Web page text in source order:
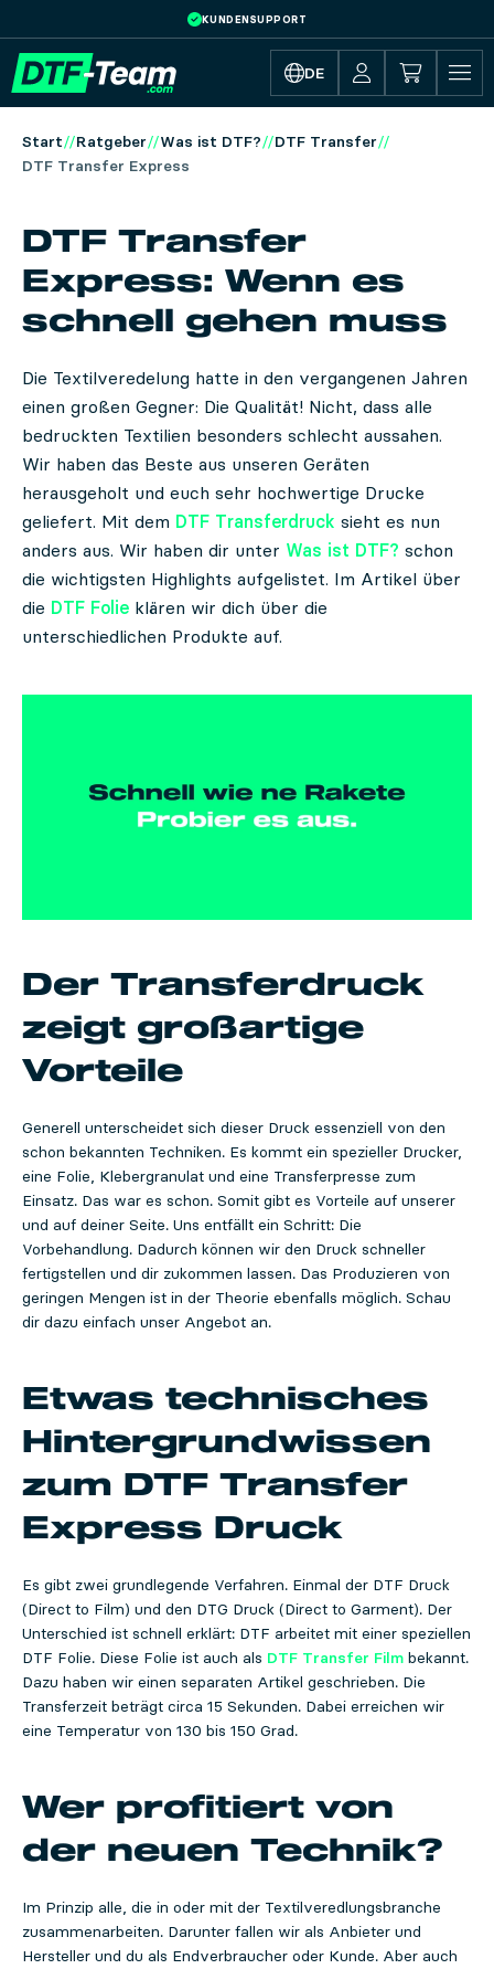
Skip to main content
KUNDENSUPPORT
DE
Start Ratgeber Was ist DTF?
DTF Transfer
DTF Transfer Express
DTF Transfer
Express: Wenn es
schnell gehen muss
Die Textilveredelung hatte in den vergangenen Jahren
einen großen Gegner: Die Qualität! Nicht, dass alle
bedruckten Textilien besonders schlecht aussahen.
Wir haben das Beste aus unseren Geräten
herausgeholt und euch sehr hochwertige Drucke
geliefert. Mit dem DTF Transferdruck sieht es nun
anders aus. Wir haben dir unter Was ist DTF? schon
die wichtigsten Highlights aufgelistet. Im Artikel über
die DTF Folie klären wir dich über die
unterschiedlichen Produkte auf.
Der Transferdruck
zeigt großartige
Vorteile
Generell unterscheidet sich dieser Druck essenziell von den
schon bekannten Techniken. Es kommt ein spezieller Drucker,
eine Folie, Klebergranulat und eine Transferpresse zum
Einsatz. Das war es schon. Somit gibt es Vorteile auf unserer
und auf deiner Seite. Uns entfällt ein Schritt: Die
Vorbehandlung. Dadurch können wir den Druck schneller
fertigstellen und dir zukommen lassen. Das Produzieren von
geringen Mengen ist in der Theorie ebenfalls möglich. Schau
dir dazu einfach unser Angebot an.
Etwas technisches
Hintergrundwissen
zum DTF Transfer
Express Druck
Es gibt zwei grundlegende Verfahren. Einmal der DTF Druck
(Direct to Film) und den DTG Druck (Direct to Garment). Der
Unterschied ist schnell erklärt: DTF arbeitet mit einer speziellen
DTF Folie. Diese Folie ist auch als DTF Transfer Film bekannt.
Dazu haben wir einen separaten Artikel geschrieben. Die
Transferzeit beträgt circa 15 Sekunden. Dabei erreichen wir
eine Temperatur von 130 bis 150 Grad.
Wer profitiert von
der neuen Technik?
Im Prinzip alle, die in oder mit der Textilveredlungsbranche
zusammenarbeiten. Darunter fallen wir als Anbieter und
Hersteller und du als Endverbraucher oder Kunde. Aber auch